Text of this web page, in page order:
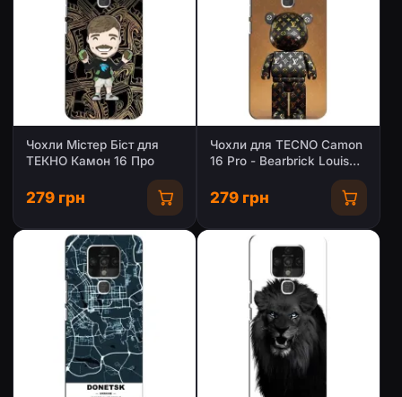
Чохли Містер Біст для
ТЕКНО Камон 16 Про
279 грн
Чохли для TECNO Camon
16 Pro - Bearbrick Louis
Vuitton (PREMIUMPrint)
279 грн